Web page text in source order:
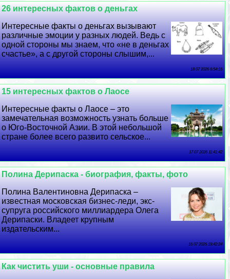
26 интересных фактов о деньгах
Интересные факты о деньгах вызывают
различные эмоции у разных людей. Ведь с
одной стороны мы знаем, что «не в деньгах
счастье», а с другой стороны слышим,...
18 07 2026 6:54:16
15 интересных фактов о Лаосе
Интересные факты о Лаосе – это
замечательная возможность узнать больше
о Юго-Восточной Азии. В этой небольшой
стране более всего развито сельское...
17 07 2026 11:41:42
Полина Дерипаска - биография, факты, фото
Полина Валентиновна Дерипаска –
известная московская бизнес-леди, экс-
супруга российского миллиардера Олега
Дерипаски. Владеет крупным
издательским...
16 07 2026 18:42:24
Как чистить уши - основные правила